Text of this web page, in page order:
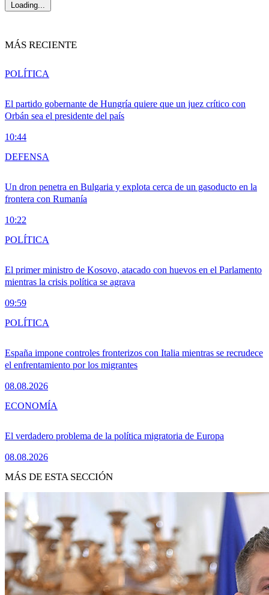
Loading...
MÁS RECIENTE
El partido gobernante de Hungría quiere que un juez crítico con
Orbán sea el presidente del país
10:44
POLÍTICA
Un dron penetra en Bulgaria y explota cerca de un gasoducto en la
frontera con Rumanía
10:22
DEFENSA
El primer ministro de Kosovo, atacado con huevos en el Parlamento
mientras la crisis política se agrava
09:59
POLÍTICA
España impone controles fronterizos con Italia mientras se recrudece
el enfrentamiento por los migrantes
08.08.2026
POLÍTICA
El verdadero problema de la política migratoria de Europa
08.08.2026
ECONOMÍA
MÁS DE ESTA SECCIÓN